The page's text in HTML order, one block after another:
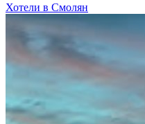
Хотели в Смолян